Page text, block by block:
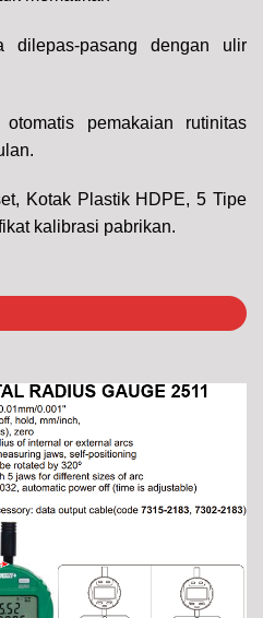
dilepas-pasang dengan ulir
pemakaian rutinitas
Kotak Plastik HDPE, 5 Tipe
kalibrasi pabrikan.